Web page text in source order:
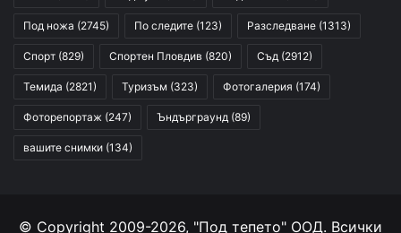
Под ножа (2745) По следите (123) Разследване (1313)
Спорт (829) Спортен Пловдив (820) Съд (2912)
Темида (2821) Туризъм (323) Фотогалерия (174)
Фоторепортаж (247) Ъндърграунд (89)
вашите снимки (134)
© Copyright 2009-2026, "Под тепето" ООД. Всички